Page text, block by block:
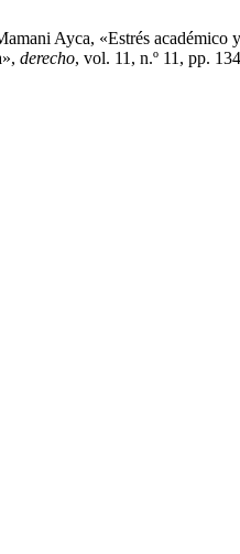
Ayca, «Estrés
derecho, vol. 11, n.º 11, pp.